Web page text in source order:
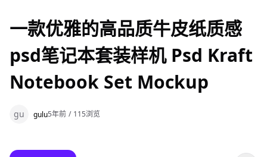
一款优雅的高品质牛皮纸质感
psd笔记本套装样机 Psd Kraft
Notebook Set Mockup
gu gulu5年前 / 115浏览